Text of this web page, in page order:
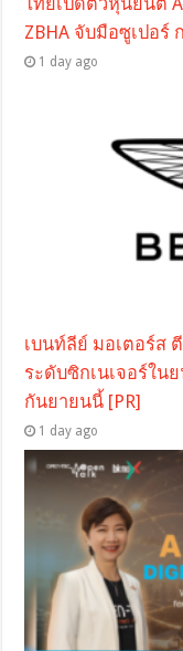
ZBHA จับมือซูเปอร์
1 day ago
เบนท์ลีย์ มอเตอร์ส
ระดับซิกเนเจอร์ใน
กันยายนนี้ [PR]
1 day ago